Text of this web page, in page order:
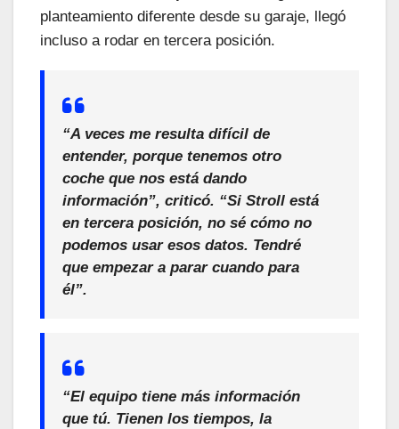
planteamiento diferente desde su garaje, llegó
incluso a rodar en tercera posición.
“A veces me resulta difícil de
entender, porque tenemos otro
coche que nos está dando
información”, criticó. “Si Stroll está
en tercera posición, no sé cómo no
podemos usar esos datos. Tendré
que empezar a parar cuando para
él”.
“El equipo tiene más información
que tú. Tienen los tiempos, la